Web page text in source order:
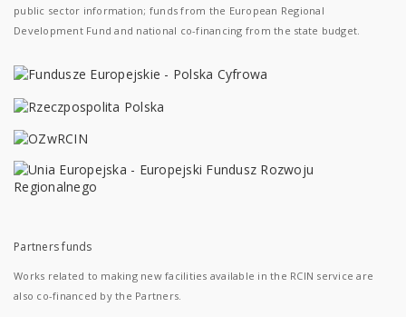
public sector information; funds from the European Regional
Development Fund and national co-financing from the state budget.
Partners funds
Works related to making new facilities available in the RCIN service are
also co-financed by the Partners.